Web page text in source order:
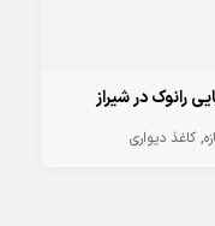
رانوک در شیراز
کاغذ دیواری